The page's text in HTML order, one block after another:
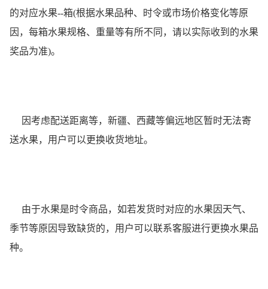
的对应水果--箱(根据水果品种、时令或市场价格变化等原
因，每箱水果规格、重量等有所不同，请以实际收到的水果
奖品为准)。
因考虑配送距离等，新疆、西藏等偏远地区暂时无法寄
送水果，用户可以更换收货地址。
由于水果是时令商品，如若发货时对应的水果因天气、
季节等原因导致缺货的，用户可以联系客服进行更换水果品
种。